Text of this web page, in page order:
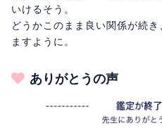
いけるそう。
どうかこのまま良い関係が続
ますように。
ありがとうの声